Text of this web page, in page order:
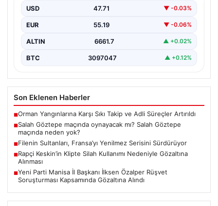
USD 47.71 ▼ -0.03%
EUR 55.19 ▼ -0.06%
ALTIN 6661.7 ▲ +0.02%
BTC 3097047 ▲ +0.12%
Son Eklenen Haberler
■Orman Yangınlarına Karşı Sıkı Takip ve Adli Süreçler Artırıldı
■Salah Göztepe maçında oynayacak mı? Salah Göztepe
maçında neden yok?
■Filenin Sultanları, Fransa’yı Yenilmez Serisini Sürdürüyor
■Rapçi Keskin’in Klipte Silah Kullanımı Nedeniyle Gözaltına
Alınması
■Yeni Parti Manisa İl Başkanı İlksen Özalper Rüşvet
Soruşturması Kapsamında Gözaltına Alındı